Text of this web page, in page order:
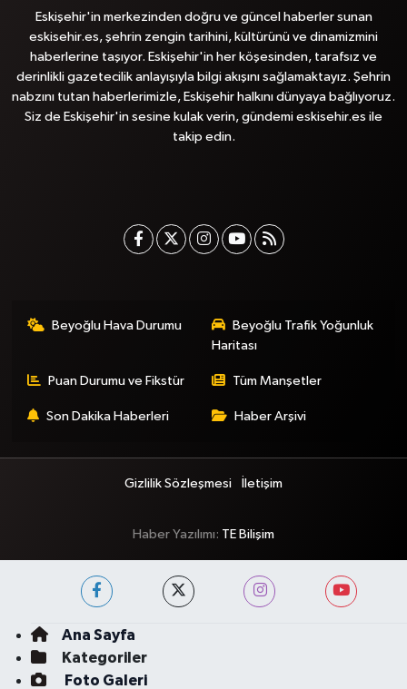
Eskişehir'in merkezinden doğru ve güncel haberler sunan
eskisehir.es, şehrin zengin tarihini, kültürünü ve dinamizmini
haberlerine taşıyor. Eskişehir'in her köşesinden, tarafsız ve
derinlikli gazetecilik anlayışıyla bilgi akışını sağlamaktayız. Şehrin
nabzını tutan haberlerimizle, Eskişehir halkını dünyaya bağlıyoruz.
Siz de Eskişehir'in sesine kulak verin, gündemi eskisehir.es ile
takip edin.
Beyoğlu Hava Durumu
Beyoğlu Trafik Yoğunluk
Haritası
Puan Durumu ve Fikstür Tüm Manşetler
Son Dakika Haberleri Haber Arşivi
Gizlilik Sözleşmesi İletişim
Haber Yazılımı: TE Bilişim
Ana Sayfa
Kategoriler
Foto Galeri